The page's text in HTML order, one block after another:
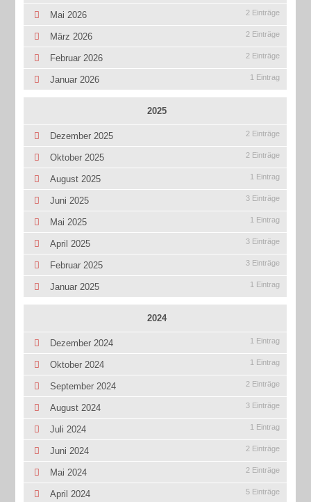
Mai 2026 2 Einträge
März 2026 2 Einträge
Februar 2026 2 Einträge
Januar 2026 1 Eintrag
2025
Dezember 2025 2 Einträge
Oktober 2025 2 Einträge
August 2025 1 Eintrag
Juni 2025 3 Einträge
Mai 2025 1 Eintrag
April 2025 3 Einträge
Februar 2025 3 Einträge
Januar 2025 1 Eintrag
2024
Dezember 2024 1 Eintrag
Oktober 2024 1 Eintrag
September 2024 2 Einträge
August 2024 3 Einträge
Juli 2024 1 Eintrag
Juni 2024 2 Einträge
Mai 2024 2 Einträge
April 2024 5 Einträge